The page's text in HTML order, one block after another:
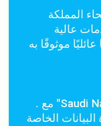
المملكة
عالية
. مع "Saudi Nanny Maid"، سيتاح لك إمكانية
الخاصة